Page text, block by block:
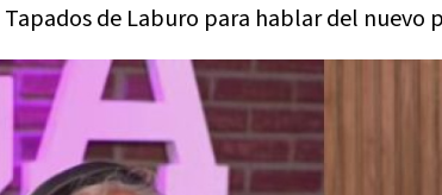
Tapados de Laburo para hablar del nuevo